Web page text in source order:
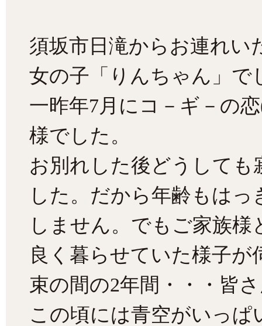
須坂市日滝からお連れい
女の子「りんちゃん」で
一昨年7月にコ－ギ－の
様でした。
お別れした後どうして
した。だから年齢もはっ
しません。でもご家族
良く暮らせていた様子が
束の間の2年間・・・皆
この頃には青空がいっ